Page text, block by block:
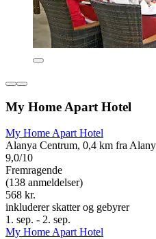
My Home Apart Hotel
My Home Apart Hotel
Alanya Centrum, 0,4 km fra
9,0/10
Fremragende
(138 anmeldelser)
568 kr.
inkluderer skatter og gebyrer
1. sep. - 2. sep.
My Home Apart Hotel